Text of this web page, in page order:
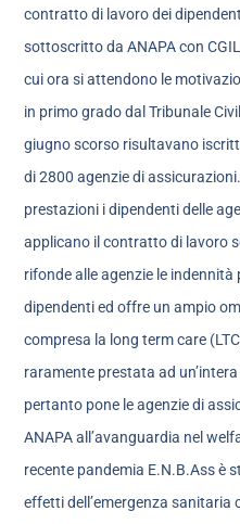
contratto di lavoro dei
sottoscritto da ANAPA con
cui ora si attendono le
in primo grado dal Tribunale
giugno scorso risultavano
di 2800 agenzie di
prestazioni i dipendenti delle
applicano il contratto di lavoro
rifonde alle agenzie le
dipendenti ed offre un ampio
compresa la long term care
raramente prestata ad
pertanto pone le agenzie di
ANAPA all’avanguardia nel
recente pandemia E.N.B.Ass è
effetti dell’emergenza sanitaria